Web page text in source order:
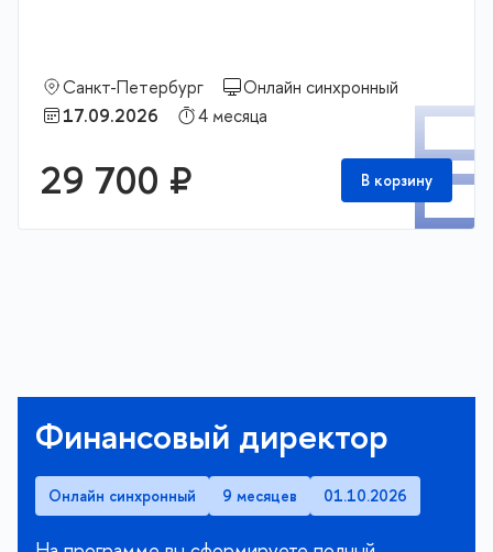
Санкт-Петербург
Онлайн синхронный
17.09.2026
4 месяца
29 700 ₽ В корзину
Финансовый директор
Онлайн синхронный 9 месяцев 01.10.2026